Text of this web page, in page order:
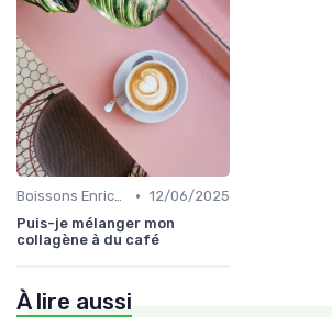
Boissons Enrichies • 12/06/2025
Puis-je mélanger mon
collagène à du café
À lire aussi